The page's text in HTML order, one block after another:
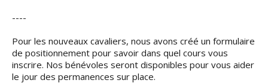
----
Pour les nouveaux cavaliers, nous avons créé un formulaire
de positionnement pour savoir dans quel cours vous
inscrire. Nos bénévoles seront disponibles pour vous aider
le jour des permanences sur place.